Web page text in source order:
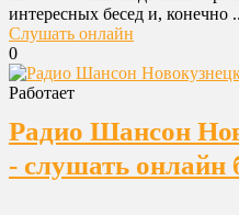
интересных бесед и, конечно
Слушать онлайн
0
Работает
Радио Шансон
- слушать онлайн